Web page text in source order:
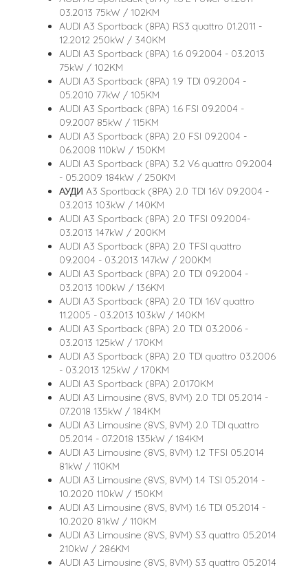
03.2013 75kW / 102KM
AUDI A3 Sportback (8PA) RS3 quattro 01.2011 -
12.2012 250kW / 340KM
AUDI A3 Sportback (8PA) 1.6 09.2004 - 03.2013
75kW / 102KM
AUDI A3 Sportback (8PA) 1.9 TDI 09.2004 -
05.2010 77kW / 105KM
AUDI A3 Sportback (8PA) 1.6 FSI 09.2004 -
09.2007 85kW / 115KM
AUDI A3 Sportback (8PA) 2.0 FSI 09.2004 -
06.2008 110kW / 150KM
AUDI A3 Sportback (8PA) 3.2 V6 quattro 09.2004
- 05.2009 184kW / 250KM
АУДИ A3 Sportback (8PA) 2.0 TDI 16V 09.2004 -
03.2013 103kW / 140KM
AUDI A3 Sportback (8PA) 2.0 TFSI 09.2004-
03.2013 147kW / 200KM
AUDI A3 Sportback (8PA) 2.0 TFSI quattro
09.2004 - 03.2013 147kW / 200KM
AUDI A3 Sportback (8PA) 2.0 TDI 09.2004 -
03.2013 100kW / 136KM
AUDI A3 Sportback (8PA) 2.0 TDI 16V quattro
11.2005 - 03.2013 103kW / 140KM
AUDI A3 Sportback (8PA) 2.0 TDI 03.2006 -
03.2013 125kW / 170KM
AUDI A3 Sportback (8PA) 2.0 TDI quattro 03.2006
- 03.2013 125kW / 170KM
AUDI A3 Sportback (8PA) 2.0170KM
AUDI A3 Limousine (8VS, 8VM) 2.0 TDI 05.2014 -
07.2018 135kW / 184KM
AUDI A3 Limousine (8VS, 8VM) 2.0 TDI quattro
05.2014 - 07.2018 135kW / 184KM
AUDI A3 Limousine (8VS, 8VM) 1.2 TFSI 05.2014
81kW / 110KM
AUDI A3 Limousine (8VS, 8VM) 1.4 TSI 05.2014 -
10.2020 110kW / 150KM
AUDI A3 Limousine (8VS, 8VM) 1.6 TDI 05.2014 -
10.2020 81kW / 110KM
AUDI A3 Limousine (8VS, 8VM) S3 quattro 05.2014
210kW / 286KM
AUDI A3 Limousine (8VS, 8VM) S3 quattro 05.2014